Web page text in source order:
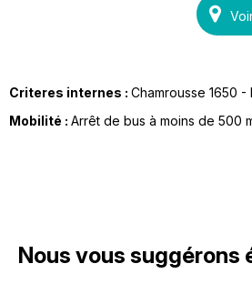
Criteres internes : Chamrousse 1650 -
Mobilité : Arrêt de bus à moins de 500
Nous vous suggérons